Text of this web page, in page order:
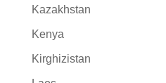
Kazakhstan
Kenya
Kirghizistan